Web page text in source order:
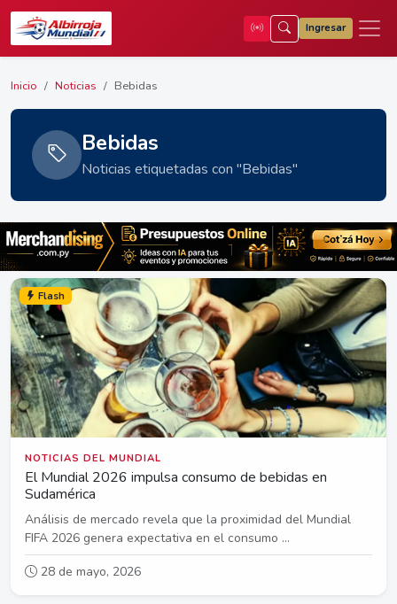
Ingresar
Inicio Noticias Bebidas
Bebidas
Noticias etiquetadas con "Bebidas"
Flash
NOTICIAS DEL MUNDIAL
El Mundial 2026 impulsa consumo de bebidas en
Sudamérica
Análisis de mercado revela que la proximidad del Mundial
FIFA 2026 genera expectativa en el consumo ...
28 de mayo, 2026